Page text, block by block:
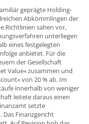
geprägte Holding-
Abkömmlingen der
Richtlinien sahen vor,
unterliegen
eines festgelegten
anbietet. Für die
der Gesellschaft
Value« zusammen und
von 20 % ab. Im
innerhalb von weniger
leitete daraus einen
setzte
Das Finanzgericht